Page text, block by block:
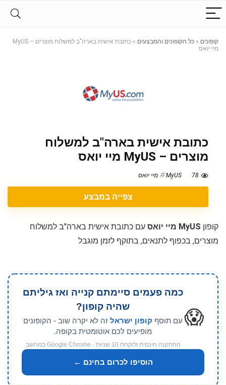
קופונים » כל הקופונים והמבצעים »
כתובת אישית בארה"ב למשלוח מוצרים – MyUS
מיי יואס
כתובת אישית בארה"ב למשלוח
מוצרים – MyUS מיי יואס
78 MyUS מיי יואס
צפייה במבצע
קופון MyUS מיי יואס
עם כתובת אישית בארה"ב למשלוח
מוצרים, בכפוף לתנאים, בתוקף לזמן מוגבל
😱
כמה פעמים סיימתם קנייה ואז גיליתם
שהיה קופון?
עם תוסף קופון ישראל זה לא יקרה שוב - הקופונים
מופיעים לכם אוטומטית בקופה.
ההתקנה חינמית ולוקחת 10 שניות · Google Chrome במחשב
הוסיפו לכרום בחינם ←